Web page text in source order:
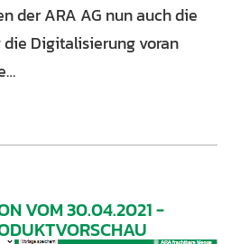
der ARA AG nun auch die
Digitalisierung voran
VOM 30.04.2021 -